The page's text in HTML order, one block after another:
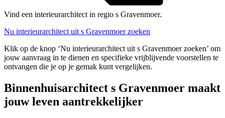
Vind een interieurarchitect in regio s Gravenmoer.
Nu interieurarchitect uit s Gravenmoer zoeken
Klik op de knop ‘Nu interieurarchitect uit s Gravenmoer zoeken’ om
jouw aanvraag in te dienen en specifieke vrijblijvende voorstellen te
ontvangen die je op je gemak kunt vergelijken.
Binnenhuisarchitect s Gravenmoer maakt
jouw leven aantrekkelijker